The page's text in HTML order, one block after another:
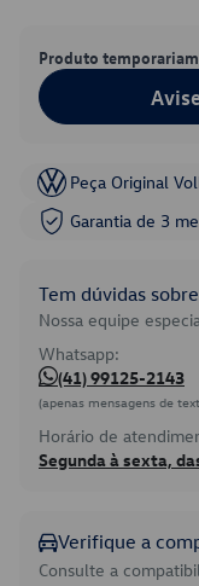
Produto
Peça Original
Garantia de 3
Tem dúvidas
Nossa equipe
Whatsapp:
(41) 99125-2143
(apenas mensagens de
Horário de
Segunda à sexta,
Verifique a
Consulte a